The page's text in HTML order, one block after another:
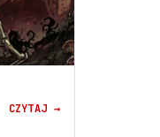
CZYTAJ →